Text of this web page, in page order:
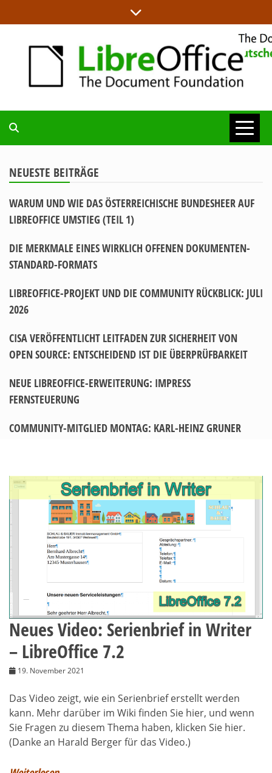
to
DEUTSCHER
COMMUNITY-
BLOG
NEUESTE BEITRÄGE
WARUM UND WIE DAS ÖSTERREICHISCHE BUNDESHEER AUF
LIBREOFFICE UMSTIEG (TEIL 1)
DIE MERKMALE EINES WIRKLICH OFFENEN DOKUMENTEN-
STANDARD-FORMATS
LIBREOFFICE-PROJEKT UND DIE COMMUNITY RÜCKBLICK: JULI
2026
CISA VERÖFFENTLICHT LEITFADEN ZUR SICHERHEIT VON
OPEN SOURCE: ENTSCHEIDEND IST DIE ÜBERPRÜFBARKEIT
NEUE LIBREOFFICE-ERWEITERUNG: IMPRESS
FERNSTEUERUNG
COMMUNITY-MITGLIED MONTAG: KARL-HEINZ GRUNER
Neues Video: Serienbrief in Writer
– LibreOffice 7.2
19. November 2021
Das Video zeigt, wie ein Serienbrief erstellt werden
kann. Mehr darüber im Wiki finden Sie hier, und wenn
Sie Fragen zu diesem Thema haben, klicken Sie hier.
(Danke an Harald Berger für das Video.)